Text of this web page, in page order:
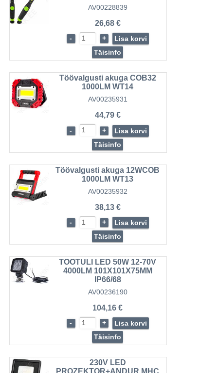
AV00228839
26,68 €
- +
Lisa korvi
Täisinfo
Töövalgusti akuga COB32
1000LM WT14
AV00235931
44,79 €
- +
Lisa korvi
Täisinfo
Töövalgusti akuga 12WCOB
1000LM WT13
AV00235932
38,13 €
- +
Lisa korvi
Täisinfo
TÖÖTULI LED 50W 12-70V
4000LM 101X101X75MM
IP66/68
AV00236190
104,16 €
- +
Lisa korvi
Täisinfo
230V LED